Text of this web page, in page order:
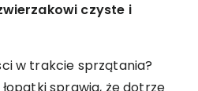
czyste i
w trakcie sprzątania?